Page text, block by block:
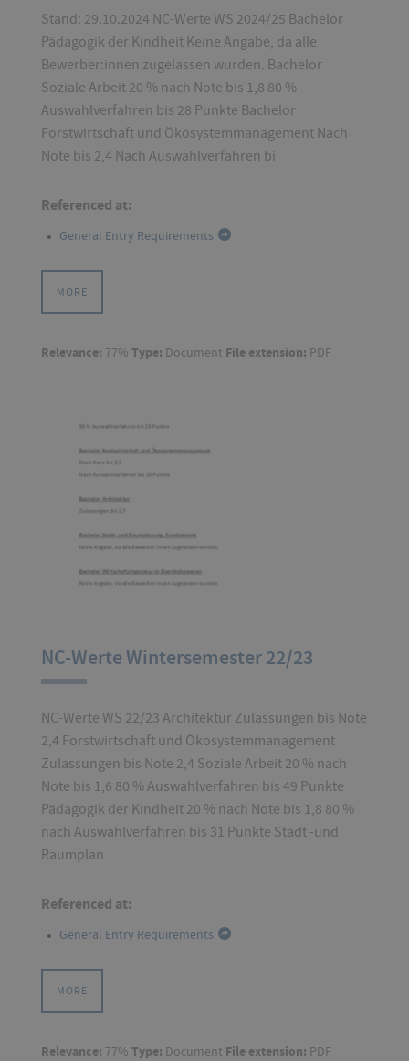
Stand: 29.10.2024 NC-Werte WS 2024/25 Bachelor
Pädagogik der Kindheit Keine Angabe, da alle
Bewerber:innen zugelassen wurden. Bachelor
Soziale Arbeit 20 % nach Note bis 1,8 80 %
Auswahlverfahren bis 28 Punkte Bachelor
Forstwirtschaft und Ökosystemmanagement Nach
Note bis 2,4 Nach Auswahlverfahren bi
Referenced at:
General Entry Requirements
MORE
Relevance: 77% Type: Document File extension: PDF
NC-Werte Wintersemester 22/23
NC-Werte WS 22/23 Architektur Zulassungen bis Note
2,4 Forstwirtschaft und Ökosystemmanagement
Zulassungen bis Note 2,4 Soziale Arbeit 20 % nach
Note bis 1,6 80 % Auswahlverfahren bis 49 Punkte
Pädagogik der Kindheit 20 % nach Note bis 1,8 80 %
nach Auswahlverfahren bis 31 Punkte Stadt -und
Raumplan
Referenced at:
General Entry Requirements
MORE
Relevance: 77% Type: Document File extension: PDF